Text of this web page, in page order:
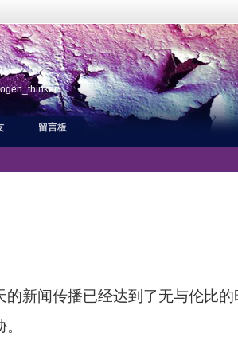
留言板
新闻传播已经达到了无与伦比的